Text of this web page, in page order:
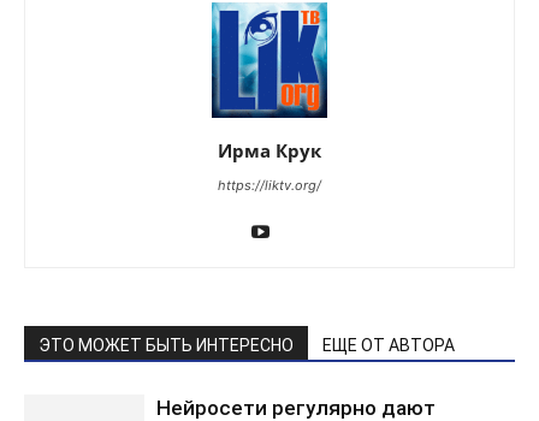
Ирма Крук
https://liktv.org/
ЭТО МОЖЕТ БЫТЬ ИНТЕРЕСНО ЕЩЕ ОТ АВТОРА
Нейросети регулярно дают